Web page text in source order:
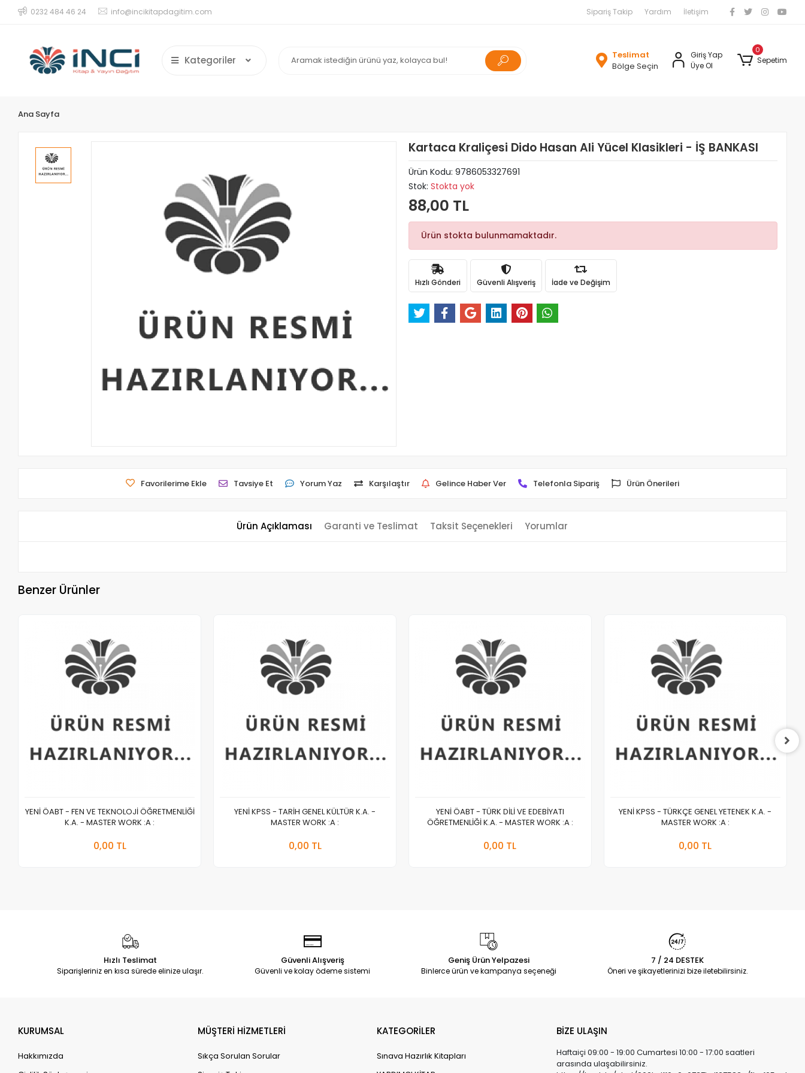
0232 484 46 24 info@incikitapdagitim.com Sipariş Takip Yardım İletişim
Kategoriler
Teslimat
Bölge Seçin
Giriş Yap
Üye Ol
0
Sepetim
Ana Sayfa
Kartaca Kraliçesi Dido Hasan Ali Yücel Klasikleri - İŞ BANKASI
Ürün Kodu: 9786053327691
Stok: Stokta yok
88,00 TL
Ürün stokta bulunmamaktadır.
Hızlı Gönderi Güvenli Alışveriş İade ve Değişim
Favorilerime Ekle Tavsiye Et Yorum Yaz Karşılaştır Gelince Haber Ver Telefonla Sipariş Ürün Önerileri
Ürün Açıklaması Garanti ve Teslimat Taksit Seçenekleri Yorumlar
Benzer Ürünler
YENİ ÖABT - FEN VE TEKNOLOJİ ÖĞRETMENLİĞİ
K.A. - MASTER WORK :A :
0,00 TL
YENİ KPSS - TARİH GENEL KÜLTÜR K.A. -
MASTER WORK :A :
0,00 TL
YENİ ÖABT - TÜRK DİLİ VE EDEBİYATI
ÖĞRETMENLİĞİ K.A. - MASTER WORK :A :
0,00 TL
YENİ KPSS - TÜRKÇE GENEL YETENEK K.A. -
MASTER WORK :A :
0,00 TL
Hızlı Teslimat
Siparişleriniz en kısa sürede elinize ulaşır.
Güvenli Alışveriş
Güvenli ve kolay ödeme sistemi
Geniş Ürün Yelpazesi
Binlerce ürün ve kampanya seçeneği
7 / 24 DESTEK
Öneri ve şikayetlerinizi bize iletebilirsiniz.
KURUMSAL
Hakkımızda
MÜŞTERİ HİZMETLERİ
Sıkça Sorulan Sorular
KATEGORİLER
Sınava Hazırlık Kitapları
BİZE ULAŞIN
Haftaiçi 09:00 - 19:00 Cumartesi 10:00 - 17:00 saatleri
arasında ulaşabilirsiniz.